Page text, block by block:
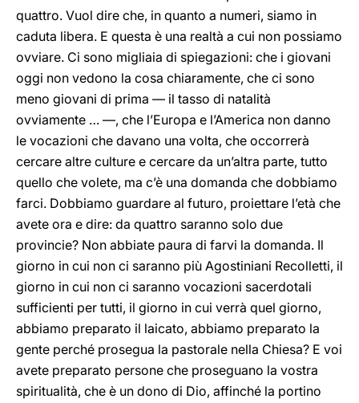
quattro. Vuol dire che, in quanto a numeri, siamo in
caduta libera. E questa è una realtà a cui non possiamo
ovviare. Ci sono migliaia di spiegazioni: che i giovani
oggi non vedono la cosa chiaramente, che ci sono
meno giovani di prima — il tasso di natalità
ovviamente … —, che l’Europa e l’America non danno
le vocazioni che davano una volta, che occorrerà
cercare altre culture e cercare da un’altra parte, tutto
quello che volete, ma c’è una domanda che dobbiamo
farci. Dobbiamo guardare al futuro, proiettare l’età che
avete ora e dire: da quattro saranno solo due
provincie? Non abbiate paura di farvi la domanda. Il
giorno in cui non ci saranno più Agostiniani Recolletti, il
giorno in cui non ci saranno vocazioni sacerdotali
sufficienti per tutti, il giorno in cui verrà quel giorno,
abbiamo preparato il laicato, abbiamo preparato la
gente perché prosegua la pastorale nella Chiesa? E voi
avete preparato persone che proseguano la vostra
spiritualità, che è un dono di Dio, affinché la portino